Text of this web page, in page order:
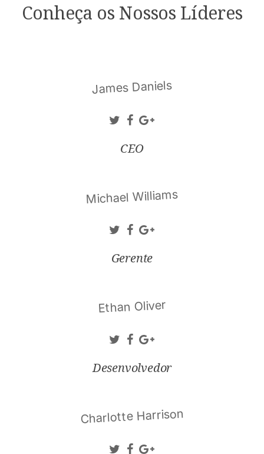
Conheça os Nossos Líderes
James Daniels
CEO
Michael Williams
Gerente
Ethan Oliver
Desenvolvedor
Charlotte Harrison